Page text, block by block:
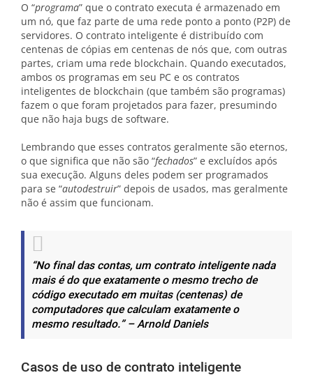
O “programa” que o contrato executa é armazenado em
um nó, que faz parte de uma rede ponto a ponto (P2P) de
servidores. O contrato inteligente é distribuído com
centenas de cópias em centenas de nós que, com outras
partes, criam uma rede blockchain. Quando executados,
ambos os programas em seu PC e os contratos
inteligentes de blockchain (que também são programas)
fazem o que foram projetados para fazer, presumindo
que não haja bugs de software.
Lembrando que esses contratos geralmente são eternos,
o que significa que não são “fechados” e excluídos após
sua execução. Alguns deles podem ser programados
para se “autodestruir” depois de usados, mas geralmente
não é assim que funcionam.
“No final das contas, um contrato inteligente nada
mais é do que exatamente o mesmo trecho de
código executado em muitas (centenas) de
computadores que calculam exatamente o
mesmo resultado.” – Arnold Daniels
Casos de uso de contrato inteligente